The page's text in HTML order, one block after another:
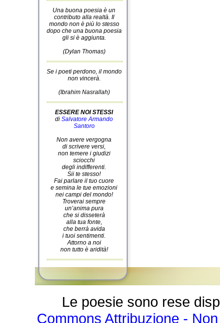
Una buona poesia è un
contributo alla realtà. Il
mondo non è più lo stesso
dopo che una buona poesia
gli si è aggiunta.
(Dylan Thomas)
Se i poeti perdono, il mondo
non vincerà.
(Ibrahim Nasrallah)
ESSERE NOI STESSI
di Salvatore Armando
Santoro
Non avere vergogna
di scrivere versi,
non temere i giudizi
sciocchi
degli indifferenti.
Sii te stesso!
Fai parlare il tuo cuore
e semina le tue emozioni
nei campi del mondo!
Troverai sempre
un’anima pura
che si disseterà
alla tua fonte,
che berrà avida
i tuoi sentimenti.
Attorno a noi
non tutto è aridità!
Le poesie sono rese
Commons Attribuzione -